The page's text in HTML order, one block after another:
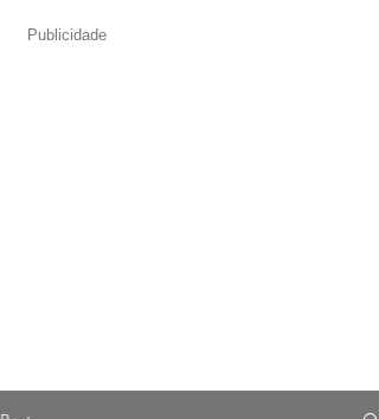
Publicidade